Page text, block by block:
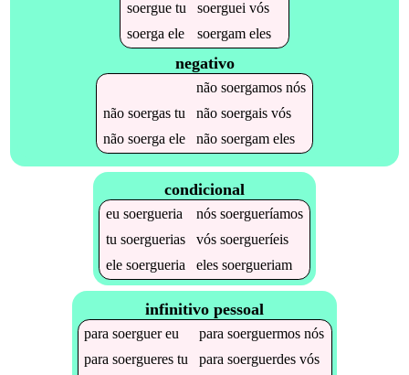
soerguetu soerguei vós
soerga ele soergameles
negativo
não soergamosnós
não soergastu não soergaisvós
não soerga ele não soergameles
condicional
eu soergueria nós soergueríamos
tu soerguerias vós soergueríeis
ele soergueria eles soergueriam
infinitivo pessoal
parasoerguereu parasoerguermos nós
parasoergueres tu parasoerguerdes vós